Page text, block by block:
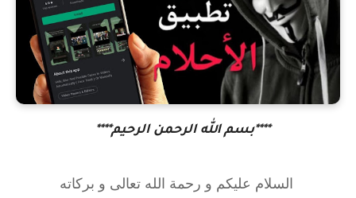
****بسم الله الرحمن الرحيم****
السلام عليكم و رحمة الله تعالى و بركاته